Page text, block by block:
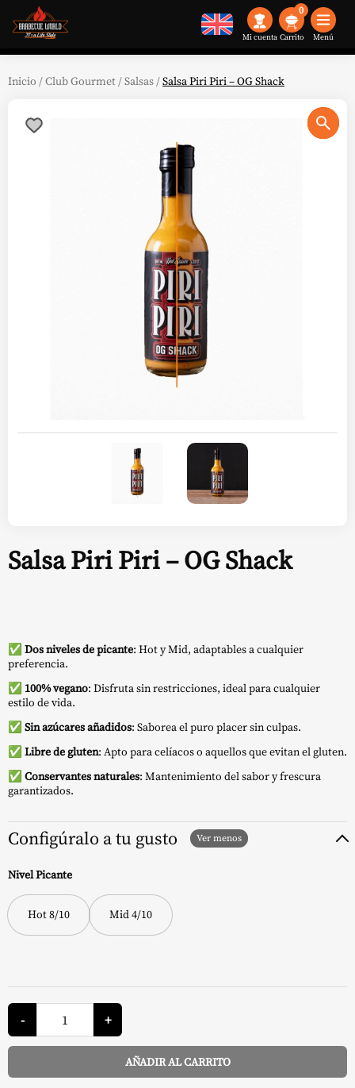
Mi cuenta
0
Menú
Inicio /Club Gourmet /Salsas /Salsa Piri Piri – OG Shack
Salsa Piri Piri – OG Shack
✅ Dos niveles de picante: Hot y Mid, adaptables a cualquier
preferencia.
✅ 100% vegano: Disfruta sin restricciones, ideal para cualquier
estilo de vida.
✅ Sin azúcares añadidos: Saborea el puro placer sin culpas.
✅ Libre de gluten: Apto para celíacos o aquellos que evitan el gluten.
✅ Conservantes naturales: Mantenimiento del sabor y frescura
garantizados.
Configúralo a tu gusto
Nivel Picante
Hot 8/10 Mid 4/10
-
Salsa
Piri
Piri
-
OG
cantidad
+
AÑADIR AL CARRITO
Alternative: